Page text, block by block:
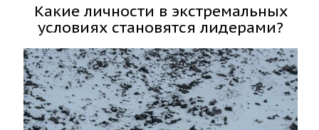
Какие личности в экстремальных
условиях становятся лидерами?